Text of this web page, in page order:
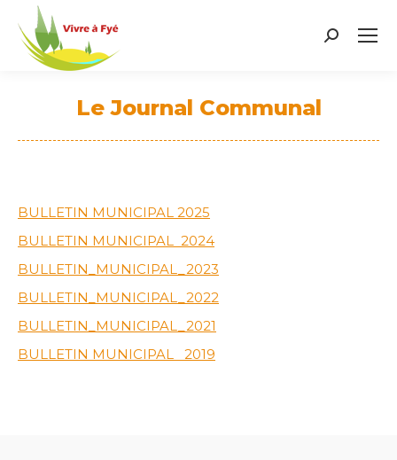
Search:
Le Journal Communal
BULLETIN MUNICIPAL 2025
BULLETIN MUNICIPAL 2024
BULLETIN_MUNICIPAL_2023
BULLETIN_MUNICIPAL_2022
BULLETIN_MUNICIPAL_2021
BULLETIN MUNICIPAL 2019